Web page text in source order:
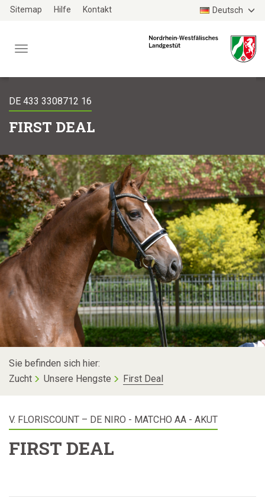
ZumSitemap Hilfe Kontakt Deutsch
Menü
WEBSITE
FIRST DEAL
DE 433 3308712 16
Sie befinden sich hier:
Zucht
Unsere Hengste First Deal
FIRST DEAL
V. FLORISCOUNT – DE NIRO - MATCHO AA - AKUT